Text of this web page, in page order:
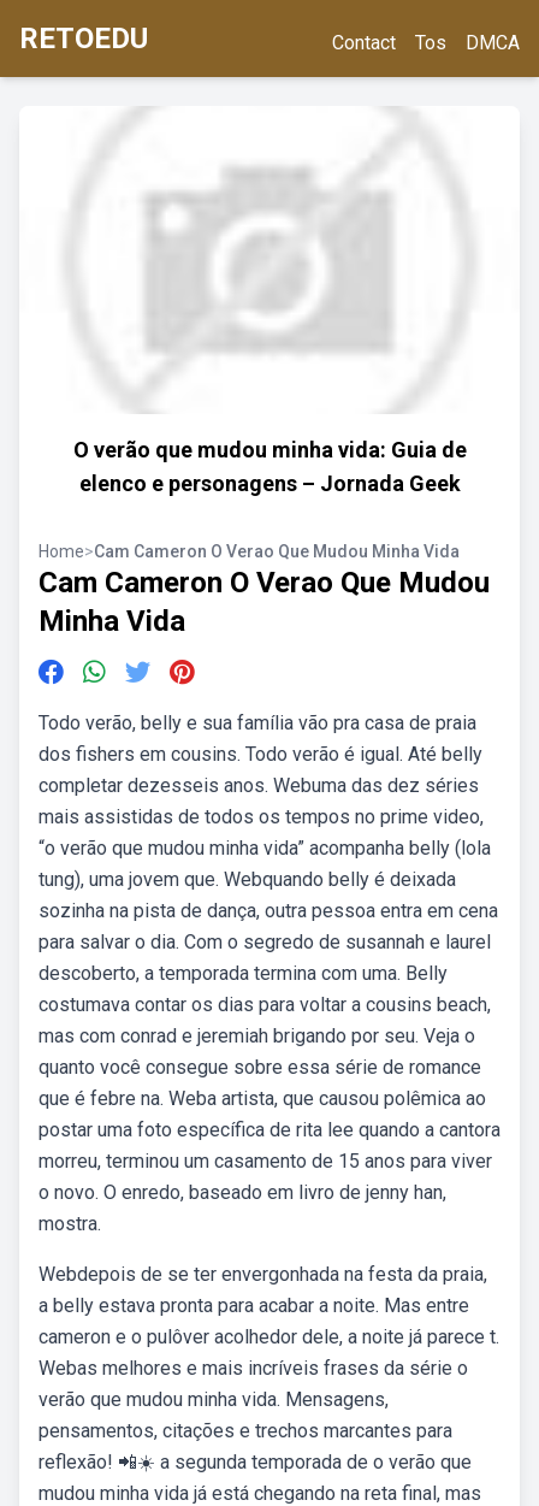
RETOEDU Contact Tos DMCA
O verão que mudou minha vida: Guia de
elenco e personagens – Jornada Geek
Home>Cam Cameron O Verao Que Mudou Minha Vida
Cam Cameron O Verao Que Mudou
Minha Vida
Todo verão, belly e sua família vão pra casa de praia
dos fishers em cousins. Todo verão é igual. Até belly
completar dezesseis anos. Webuma das dez séries
mais assistidas de todos os tempos no prime video,
“o verão que mudou minha vida” acompanha belly (lola
tung), uma jovem que. Webquando belly é deixada
sozinha na pista de dança, outra pessoa entra em cena
para salvar o dia. Com o segredo de susannah e laurel
descoberto, a temporada termina com uma. Belly
costumava contar os dias para voltar a cousins beach,
mas com conrad e jeremiah brigando por seu. Veja o
quanto você consegue sobre essa série de romance
que é febre na. Weba artista, que causou polêmica ao
postar uma foto específica de rita lee quando a cantora
morreu, terminou um casamento de 15 anos para viver
o novo. O enredo, baseado em livro de jenny han,
mostra.
Webdepois de se ter envergonhada na festa da praia,
a belly estava pronta para acabar a noite. Mas entre
cameron e o pulôver acolhedor dele, a noite já parece t.
Webas melhores e mais incríveis frases da série o
verão que mudou minha vida. Mensagens,
pensamentos, citações e trechos marcantes para
reflexão! 📲☀️ a segunda temporada de o verão que
mudou minha vida já está chegando na reta final, mas